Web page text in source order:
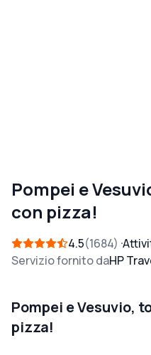
Pompei e
con pizza!
4.5 1684
Servizio fornito daHP
Pompei e Vesuvio,
pizza!